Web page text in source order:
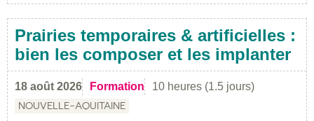
Prairies temporaires & artificielles :
bien les composer et les implanter
18 août 2026 Formation 10 heures (1.5 jours)
NOUVELLE-AQUITAINE